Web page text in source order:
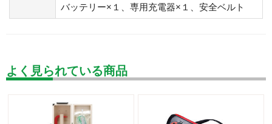
バッテリー×１、専用充電器×１、安全ベルト
よく見られている商品